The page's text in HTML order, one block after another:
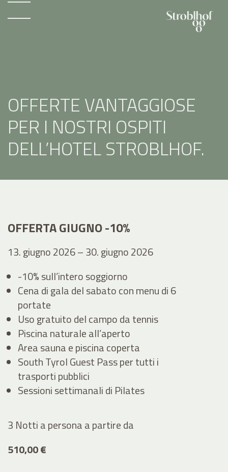
OFFERTE VANTAGGIOSE
PER I NOSTRI OSPITI
DELL’HOTEL STROBLHOF.
OFFERTA GIUGNO -10%
13. giugno 2026 – 30. giugno 2026
-10% sull’intero soggiorno
Cena di gala del sabato con menu di 6
portate
Uso gratuito del campo da tennis
Piscina naturale all’aperto
Area sauna e piscina coperta
South Tyrol Guest Pass per tutti i
trasporti pubblici
Sessioni settimanali di Pilates
3 Notti a personaa partire da
510,00 €